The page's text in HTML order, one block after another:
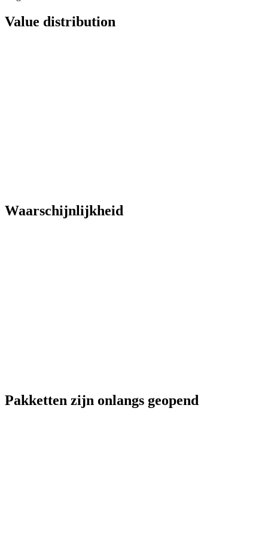
Value distribution
Waarschijnlijkheid
Pakketten zijn onlangs geopend